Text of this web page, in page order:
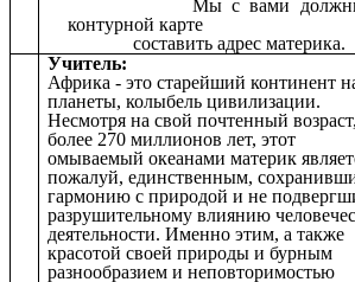
Мы с вами должны
контурной карте
составить адрес материка.
Учитель:
Африка - это старейший континент
планеты, колыбель цивилизации.
Несмотря на свой почтенный возраст,
более 270 миллионов лет, этот
омываемый океанами материк
пожалуй, единственным,
гармонию с природой и не
разрушительному влиянию
деятельности. Именно этим, а также
красотой своей природы и бурным
разнообразием и неповторимостью